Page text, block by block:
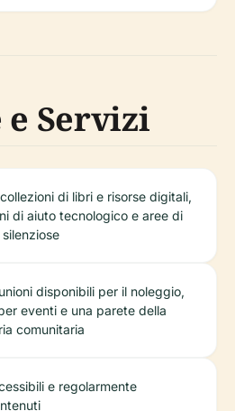
Servizi
di libri e risorse digitali,
di aiuto tecnologico e aree di
disponibili per il noleggio,
eventi e una parete della
comunitaria
e regolarmente